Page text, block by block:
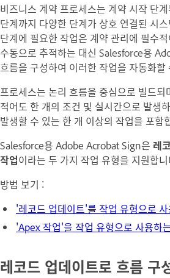
비즈니스 계약 프로세스는 계약 시작 단
단계까지 다양한 단계가 상호 연결된 시
단계에 필요한 작업은 계약 관리에 필수
수동으로 추적하는 대신 Salesforce용
흐름을 구성하여 이러한 작업을 자동화할
프로세스는 논리 흐름을 중심으로 빌드되
적어도 한 개의 조건 및 실시간으로 발생
발생할 수 있는 한 개 이상의 작업을 포함
Salesforce용 Adobe Acrobat Sign은 레
작업이라는 두 가지 작업 유형을 지원합
방법 보기 :
'레코드 업데이트'를 작업 유형으로
'Apex 작업'을 작업 유형으로 사용하
레코드 업데이트로 흐름 구